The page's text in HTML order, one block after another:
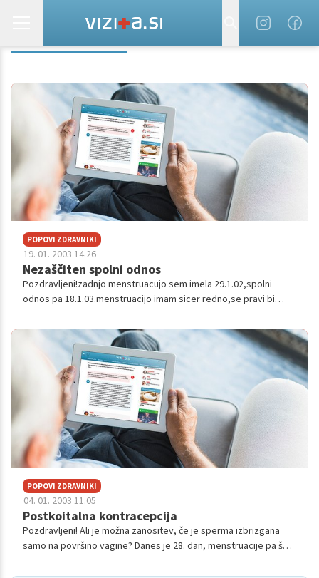
POSTKOITALEN
POPOVI ZDRAVNIKI
19. 01. 2003 14.26
Nezaščiten spolni odnos
Pozdravljeni!zadnjo menstruacujo sem imela 29.1.02,spolni
odnos pa 18.1.03.menstruacijo imam sicer redno,se pravi bi
se prepričam? LAHK...
POPOVI ZDRAVNIKI
04. 01. 2003 11.05
Postkoitalna kontracepcija
Pozdravljeni! Ali je možna zanositev, če je sperma izbrizgana
samo na površino vagine? Danes je 28. dan, menstruacije pa še
kontracepc...